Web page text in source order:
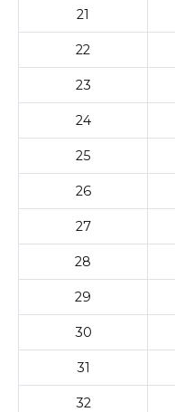
21
22
23
24
25
26
27
28
29
30
31
32